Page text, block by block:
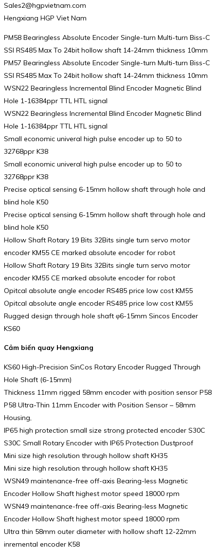
Sales2@hgpvietnam.com
Hengxiang HGP Viet Nam
PM58 Bearingless Absolute Encoder Single-turn Multi-turn Biss-C
SSI RS485 Max To 24bit hollow shaft 14-24mm thickness 10mm
PM57 Bearingless Absolute Encoder Single-turn Multi-turn Biss-C
SSI RS485 Max To 24bit hollow shaft 14-24mm thickness 10mm
WSN22 Bearingless Incremental Blind Encoder Magnetic Blind
Hole 1-16384ppr TTL HTL signal
WSN22 Bearingless Incremental Blind Encoder Magnetic Blind
Hole 1-16384ppr TTL HTL signal
Small economic univeral high pulse encoder up to 50 to
32768ppr K38
Small economic univeral high pulse encoder up to 50 to
32768ppr K38
Precise optical sensing 6-15mm hollow shaft through hole and
blind hole K50
Precise optical sensing 6-15mm hollow shaft through hole and
blind hole K50
Hollow Shaft Rotary 19 Bits 32Bits single turn servo motor
encoder KM55 CE marked absolute encoder for robot
Hollow Shaft Rotary 19 Bits 32Bits single turn servo motor
encoder KM55 CE marked absolute encoder for robot
Opitcal absolute angle encoder RS485 price low cost KM55
Opitcal absolute angle encoder RS485 price low cost KM55
Rugged design through hole shaft φ6-15mm Sincos Encoder
KS60
Cảm biến quay Hengxiang
KS60 High-Precision SinCos Rotary Encoder Rugged Through
Hole Shaft (6-15mm)
Thickness 11mm rigged 58mm encoder with position sensor P58
P58 Ultra-Thin 11mm Encoder with Position Sensor – 58mm
Housing,
IP65 high protection small size strong protected encoder S30C
S30C Small Rotary Encoder with IP65 Protection Dustproof
Mini size high resolution through hollow shaft KH35
Mini size high resolution through hollow shaft KH35
WSN49 maintenance-free off-axis Bearing-less Magnetic
Encoder Hollow Shaft highest motor speed 18000 rpm
WSN49 maintenance-free off-axis Bearing-less Magnetic
Encoder Hollow Shaft highest motor speed 18000 rpm
Ultra thin 58mm outer diameter with hollow shaft 12-22mm
inremental encoder K58